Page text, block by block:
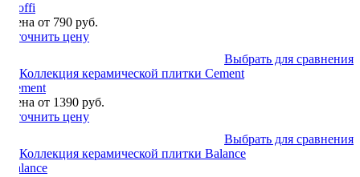
Troffi
Цена от 790 руб.
Уточнить цену
Выбрать для сравнения
Cement
Цена от 1390 руб.
Уточнить цену
Выбрать для сравнения
Balance